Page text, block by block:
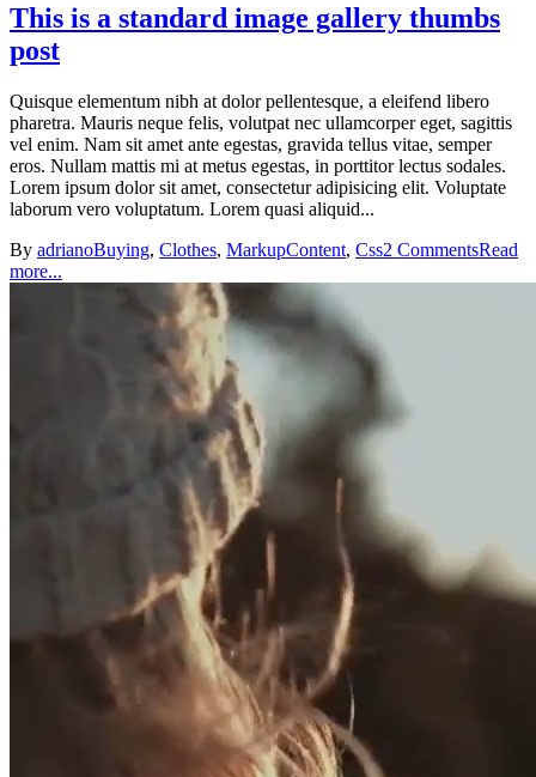
This is a standard image gallery thumbs
post
Quisque elementum nibh at dolor pellentesque, a eleifend libero
pharetra. Mauris neque felis, volutpat nec ullamcorper eget, sagittis
vel enim. Nam sit amet ante egestas, gravida tellus vitae, semper
eros. Nullam mattis mi at metus egestas, in porttitor lectus sodales.
Lorem ipsum dolor sit amet, consectetur adipisicing elit. Voluptate
laborum vero voluptatum. Lorem quasi aliquid...
By adrianoBuying, Clothes, MarkupContent, Css2 CommentsRead
more...